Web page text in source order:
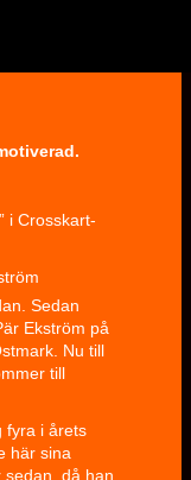
i Crosskart-
Sedan
Ekström på
Nu till
till
fyra i årets
här sina
sedan, då han